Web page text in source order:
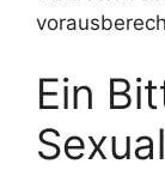
Ein